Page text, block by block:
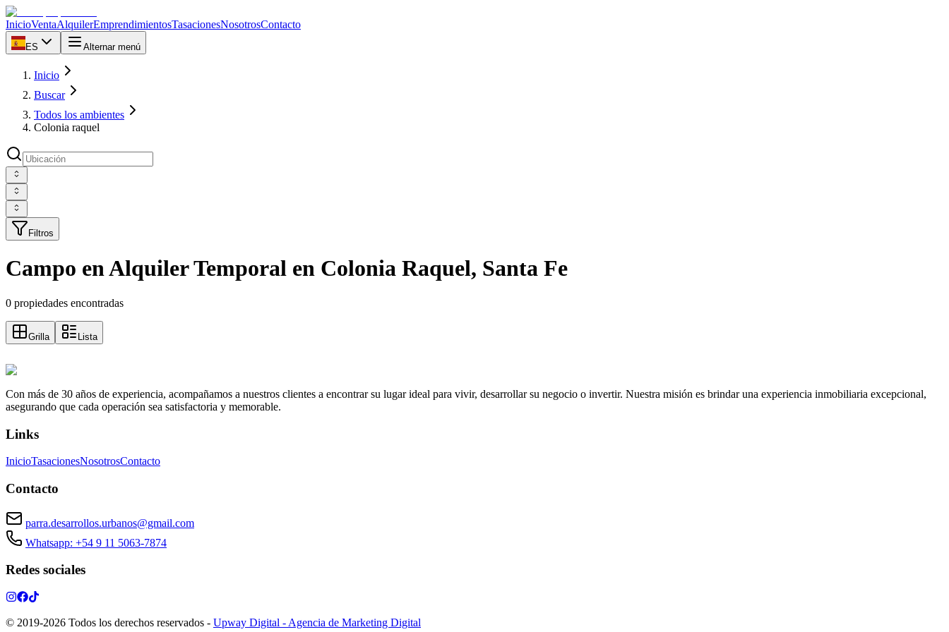
InicioVentaAlquilerEmprendimientosTasacionesNosotrosContacto
ES Alternar menú
Inicio
Buscar
Todos los ambientes
Colonia raquel
Filtros
Campo en Alquiler Temporal en Colonia Raquel, Santa Fe
0 propiedades encontradas
Grilla Lista
Con más de 30 años de experiencia, acompañamos a nuestros clientes a encontrar su lugar ideal para vivir, desarrollar su negocio o invertir. Nuestra misión es brindar una experiencia inmobiliaria excepcional,
asegurando que cada operación sea satisfactoria y memorable.
Links
InicioTasacionesNosotrosContacto
Contacto
parra.desarrollos.urbanos@gmail.com
Whatsapp: +54 9 11 5063-7874
Redes sociales
© 2019-2026 Todos los derechos reservados - Upway Digital - Agencia de Marketing Digital